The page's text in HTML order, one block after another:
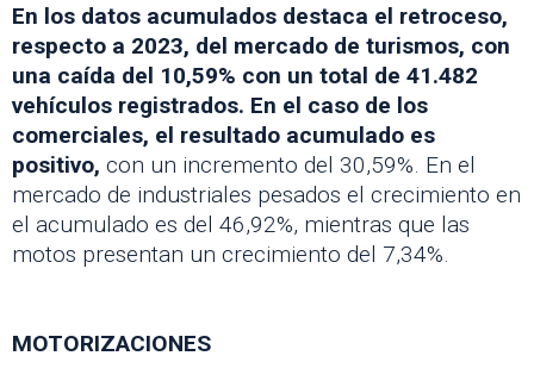
En los datos acumulados destaca el retroceso,
respecto a 2023, del mercado de turismos, con
una caída del 10,59% con un total de 41.482
vehículos registrados. En el caso de los
comerciales, el resultado acumulado es
positivo, con un incremento del 30,59%. En el
mercado de industriales pesados el crecimiento en
el acumulado es del 46,92%, mientras que las
motos presentan un crecimiento del 7,34%.
MOTORIZACIONES